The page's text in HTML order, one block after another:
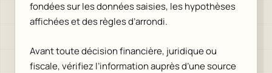
fondées sur les données saisies, les hypothèses
affichées et des règles d’arrondi.
Avant toute décision financière, juridique ou
fiscale, vérifiez l’information auprès d’une source